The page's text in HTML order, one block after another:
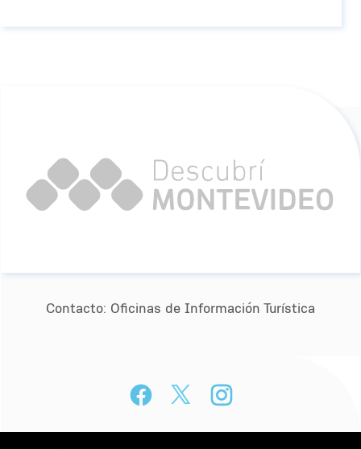
Contacto: Oﬁcinas de Información Turística